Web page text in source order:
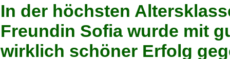
In der höchsten
Freundin Sofia wurde mit
wirklich schöner Erfolg